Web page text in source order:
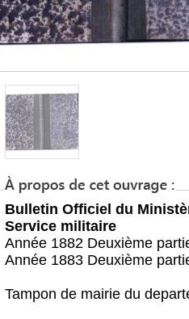
Bulletin Officiel du
Service militaire
Année 1882 Deuxième
Année 1883 Deuxième
Tampon de mairie du